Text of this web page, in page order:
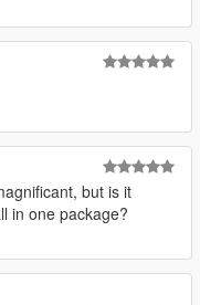
but is it
in one package?